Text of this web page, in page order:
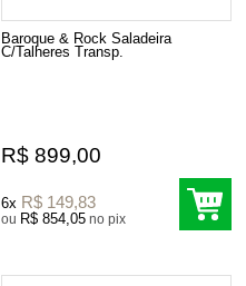
Baroque & Rock Saladeira
C/Talheres Transp.
R$ 899,00
6x R$ 149,83
ou R$ 854,05 no pix